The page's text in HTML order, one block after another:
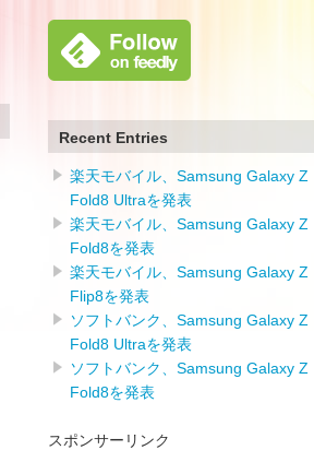
Recent Entries
楽天モバイル、Samsung Galaxy Z
Fold8 Ultraを発表
楽天モバイル、Samsung Galaxy Z
Fold8を発表
楽天モバイル、Samsung Galaxy Z
Flip8を発表
ソフトバンク、Samsung Galaxy Z
Fold8 Ultraを発表
ソフトバンク、Samsung Galaxy Z
Fold8を発表
スポンサーリンク